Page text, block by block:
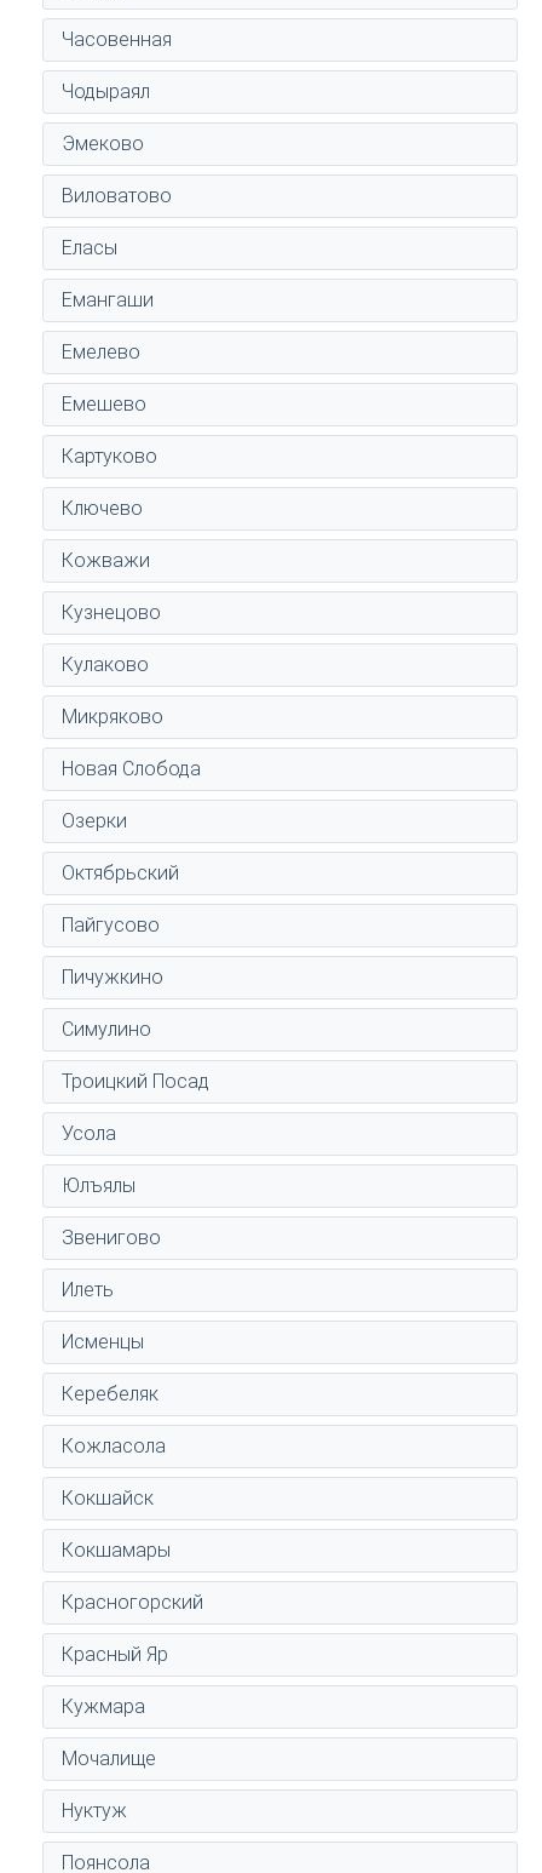
Часовенная
Чодыраял
Эмеково
Виловатово
Еласы
Емангаши
Емелево
Емешево
Картуково
Ключево
Кожважи
Кузнецово
Кулаково
Микряково
Новая Слобода
Озерки
Октябрьский
Пайгусово
Пичужкино
Симулино
Троицкий Посад
Усола
Юлъялы
Звенигово
Илеть
Исменцы
Керебеляк
Кожласола
Кокшайск
Кокшамары
Красногорский
Красный Яр
Кужмара
Мочалище
Нуктуж
Поянсола